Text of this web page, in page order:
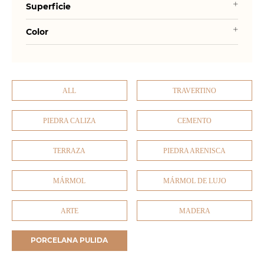
Superficie
Color
ALL TRAVERTINO
PIEDRA CALIZA CEMENTO
TERRAZA PIEDRA ARENISCA
MÁRMOL MÁRMOL DE LUJO
ARTE MADERA
PORCELANA PULIDA